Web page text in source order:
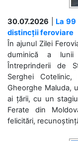
30.07.2026
La
distincții feroviare
În ajunul Zilei
duminică a lunii
Întreprinderii de
Serghei
Gheorghe Maluda,
ai țării, cu un
Ferate din
felicitări,